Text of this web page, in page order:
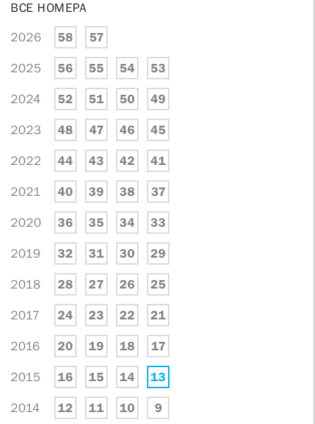
ВСЕ НОМЕРА
2026 58 57
2025 56 55 54 53
2024 52 51 50 49
2023 48 47 46 45
2022 44 43 42 41
2021 40 39 38 37
2020 36 35 34 33
2019 32 31 30 29
2018 28 27 26 25
2017 24 23 22 21
2016 20 19 18 17
2015 16 15 14 13
2014 12 11 10 9